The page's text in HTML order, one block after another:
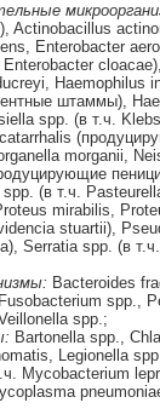
Actinobacillus
Enterobacter
Haemophilus
штаммы),
spp. (в т.ч.
morganii,
(в т.ч.
mirabilis,
stuartii),
Serratia spp. (в
Bacteroides
spp.,
spp.;
Bartonella spp.,
Legionella
Mycobacterium